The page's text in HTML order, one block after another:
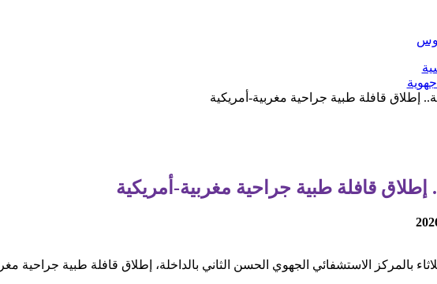
جهوية
إطلاق قافلة طبية جراحية مغربية-أمريكية
إطلاق قافلة طبية جراحية مغربية-أمريكية
بالمركز الاستشفائي الجهوي الحسن الثاني بالداخلة، إطلاق قافلة طبية جراحية